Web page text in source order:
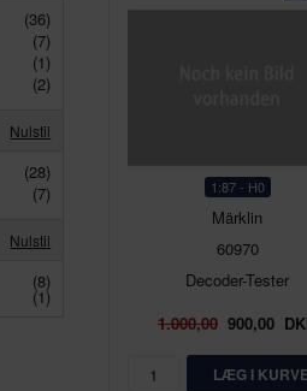
(36)
(7)
(1)
(2)
Nulstil
(28)
(7)
Nulstil
(8)
(1)
1:87 - H0
Märklin
60970
Decoder-Tester
1.000,00 900,00